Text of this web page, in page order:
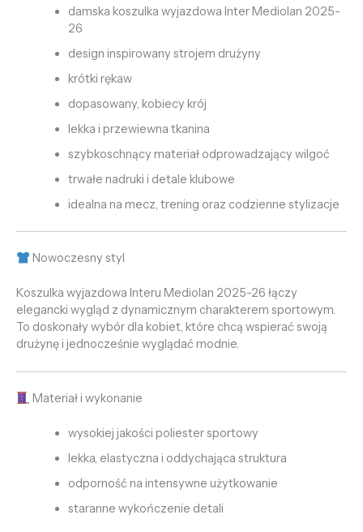
damska koszulka wyjazdowa Inter Mediolan 2025-
26
design inspirowany strojem drużyny
krótki rękaw
dopasowany, kobiecy krój
lekka i przewiewna tkanina
szybkoschnący materiał odprowadzający wilgoć
trwałe nadruki i detale klubowe
idealna na mecz, trening oraz codzienne stylizacje
Nowoczesny styl
Koszulka wyjazdowa Interu Mediolan 2025-26 łączy
elegancki wygląd z dynamicznym charakterem sportowym.
To doskonały wybór dla kobiet, które chcą wspierać swoją
drużynę i jednocześnie wyglądać modnie.
Materiał i wykonanie
wysokiej jakości poliester sportowy
lekka, elastyczna i oddychająca struktura
odporność na intensywne użytkowanie
staranne wykończenie detali